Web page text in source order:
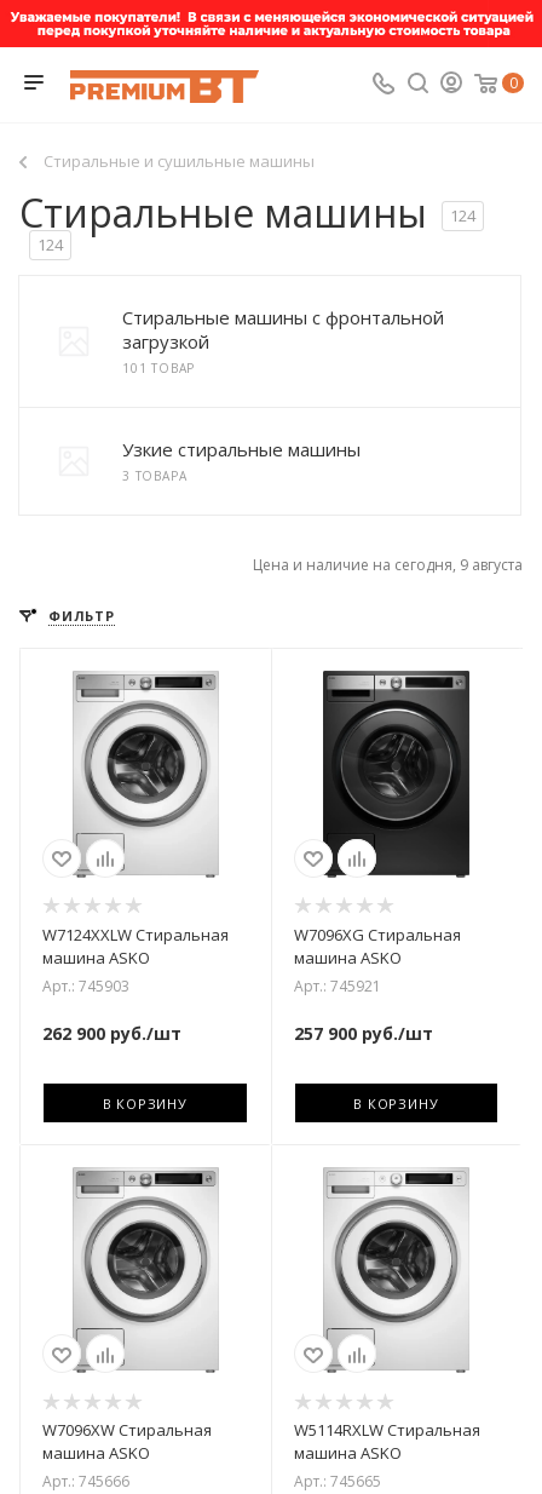
0
Стиральные и сушильные машины
Стиральные машины
124
124
Стиральные машины с фронтальной
загрузкой
101 ТОВАР
Узкие стиральные машины
3 ТОВАРА
Цена и наличие на сегодня, 9 августа
ФИЛЬТР
W7124XXLW Стиральная
машина ASKO
Арт.: 745903
262 900 руб./шт
В КОРЗИНУ
W7096XG Стиральная
машина ASKO
Арт.: 745921
257 900руб./шт
В КОРЗИНУ
W7096XW Стиральная
машина ASKO
Арт.: 745666
W5114RXLW Стиральная
машина ASKO
Арт.: 745665